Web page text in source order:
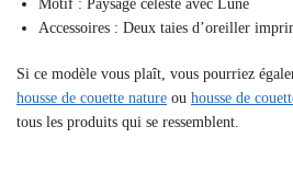
Motif : Paysage céleste avec Lune
Accessoires : Deux taies d’oreiller
Si ce modèle vous plaît, vous pourriez
housse de couette nature ou housse de
tous les produits qui se ressemblent.